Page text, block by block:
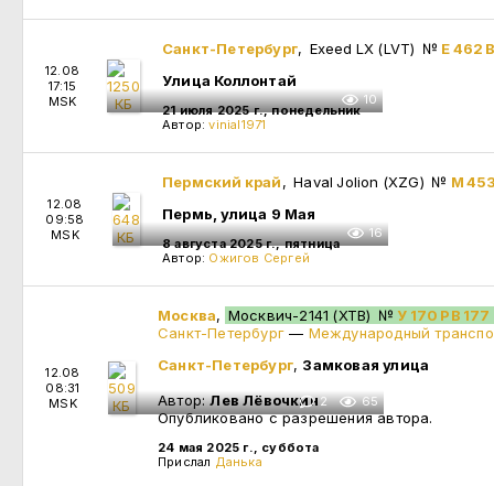
12.08
17:15
MSK
10
Санкт-Петербург, Exeed LX (LVT) № Е 462
Улица Коллонтай
21 июля 2025 г., понедельник
Автор:vinial1971
12.08
09:58
MSK
16
Пермский край, Haval Jolion (XZG) № М
Пермь, улица 9 Мая
8 августа 2025 г., пятница
Автор: Ожигов Сергей
12.08
08:31
MSK
2 65
Москва, Москвич-2141 (XTB) № У 170 РВ 177
Санкт-Петербург — Международный
Санкт-Петербург, Замковая улица
Автор:Лев Лёвочкин
Опубликовано с разрешения автора.
24 мая 2025 г., суббота
Прислал Данька